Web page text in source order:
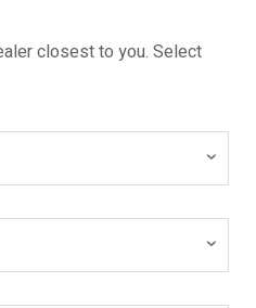
closest to you. Select